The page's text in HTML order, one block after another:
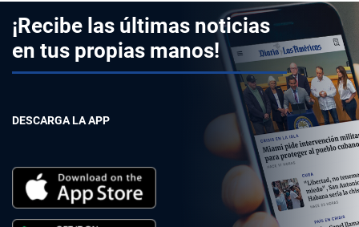
¡Recibe las últimas noticias
en tus propias manos!
DESCARGA LA APP